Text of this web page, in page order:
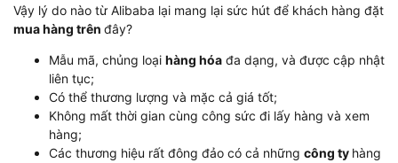
Vậy lý do nào từ Alibaba lại mang lại sức hút để khách hàng đặt
mua hàng trên đây?
Mẫu mã, chủng loại hàng hóa đa dạng, và được cập nhật
liên tục;
Có thể thương lượng và mặc cả giá tốt;
Không mất thời gian cùng công sức đi lấy hàng và xem
hàng;
Các thương hiệu rất đông đảo có cả những công ty hàng